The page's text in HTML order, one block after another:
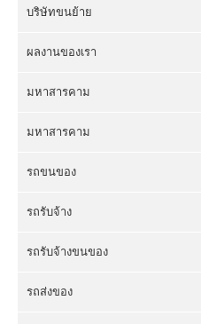
บริษัทขนย้าย
ผลงานของเรา
มหาสารคาม
มหาสารคาม
รถขนของ
รถรับจ้าง
รถรับจ้างขนของ
รถส่งของ